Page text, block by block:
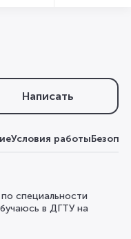
Написать
Условия работы
специальности
в ДГТУ на